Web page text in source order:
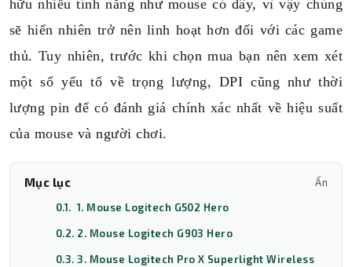
hữu nhiều tính năng như mouse có dây, vì vậy chúng
sẽ hiển nhiên trở nên linh hoạt hơn đối với các game
thủ. Tuy nhiên, trước khi chọn mua bạn nên xem xét
một số yếu tố về trọng lượng, DPI cũng như thời
lượng pin để có đánh giá chính xác nhất về hiệu suất
của mouse và người chơi.
Mục lục Ẩn
0.1. 1. Mouse Logitech G502 Hero
0.2. 2. Mouse Logitech G903 Hero
0.3. 3. Mouse Logitech Pro X Superlight Wireless